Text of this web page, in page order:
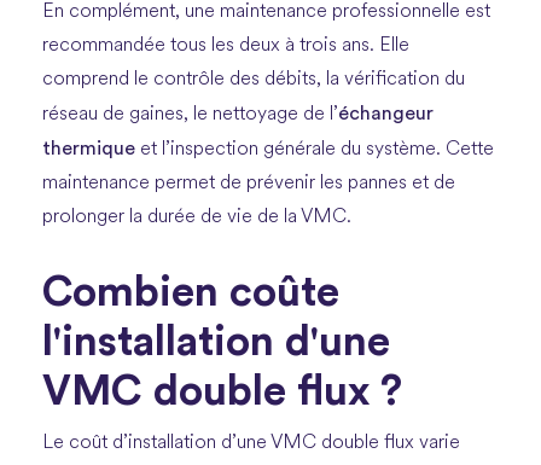
En complément, une maintenance professionnelle est
recommandée tous les deux à trois ans. Elle
comprend le contrôle des débits, la vérification du
réseau de gaines, le nettoyage de l’échangeur
thermique et l’inspection générale du système. Cette
maintenance permet de prévenir les pannes et de
prolonger la durée de vie de la VMC.
Combien coûte
l'installation d'une
VMC double flux ?
Le coût d’installation d’une VMC double flux varie